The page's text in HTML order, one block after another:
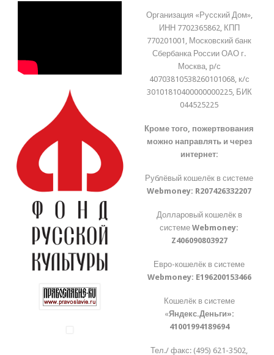
Организация «Русский Дом»,
ИНН 7702365862, КПП
770201001, Московский банк
Сбербанка России ОАО г.
Москва, р/с
40703810538260101068, к/с
30101810400000000225, БИК
044525225
Кроме того, пожертвования
можно направлять и через
интернет:
Рублёвый кошелёк в системе
Webmoney: R207426332207
Долларовый кошелёк в
системеWebmoney:
Z406090803927
Евро-кошелёк в системе
Webmoney: E196200153466
Кошелёк в системе
«Яндекс.Деньги»:
41001994189694
Тел./ факс: (495) 621-3502,